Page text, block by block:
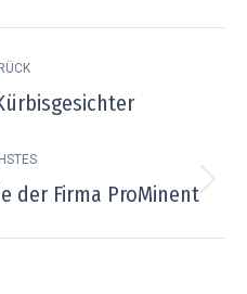
Vorheriger
Nächster
der Firma ProMinent